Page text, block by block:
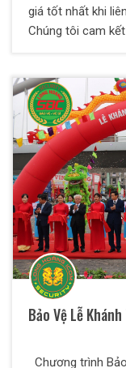
giá tốt nhất khi
Chúng tôi cam
Bảo Vệ Lễ
Chương trình